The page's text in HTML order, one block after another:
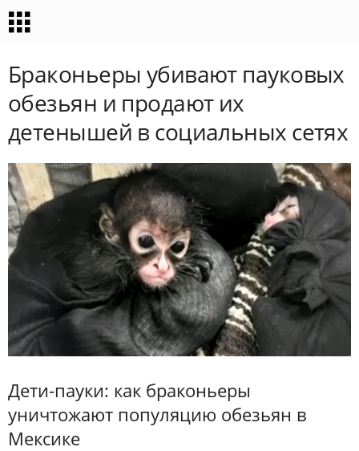
Браконьеры убивают пауковых
обезьян и продают их
детенышей в социальных сетях
Дети-пауки: как браконьеры
уничтожают популяцию обезьян в
Мексике